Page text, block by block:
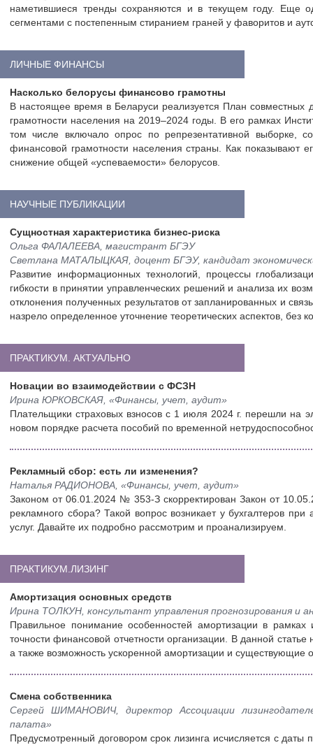
наметившиеся тренды сохраняются и в текущем году. Еще
сегментами с постепенным стиранием граней у фаворитов и
ЛИЧНЫЕ ФИНАНСЫ
Насколько белорусы финансово грамотны
В настоящее время в Беларуси реализуется План
грамотности населения на 2019–2024 годы. В его рамках
том числе включало опрос по репрезентативной
финансовой грамотности населения страны. Как показывают
снижение общей «успеваемости» белорусов.
НАУЧНЫЕ ПУБЛИКАЦИИ
Сущностная характеристика бизнес-риска
Ольга ФАЛАЛЕЕВА, магистрант БГЭУ
Светлана МАТАЛЫЦКАЯ, доцент БГЭУ, кандидат
Развитие информационных технологий, процессы
гибкости в принятии управленческих решений и анализа их
отклонения полученных результатов от запланированных и
назрело определенное уточнение теоретических аспектов, без
ПРАКТИКУМ. АКТУАЛЬНО
Новации во взаимодействии с ФСЗН
Ирина ЮРКОВСКАЯ, «Финансы, учет, аудит»
Плательщики страховых взносов с 1 июля 2024 г. перешли
новом порядке расчета пособий по временной
Рекламный сбор: есть ли изменения?
Наталья РАДИОНОВА, «Финансы, учет, аудит»
Законом от 06.01.2024 № 353-З скорректирован Закон от
рекламного сбора? Такой вопрос возникает у бухгалтеров
услуг. Давайте их подробно рассмотрим и проанализируем.
ПРАКТИКУМ.ЛИЗИНГ
Амортизация основных средств
Ирина ТОЛКУН, консультант управления прогнозирования и
Правильное понимание особенностей амортизации в
точности финансовой отчетности организации. В данной
а также возможность ускоренной амортизации и
Смена собственника
Сергей ШИМАНОВИЧ, директор Ассоциации
палата»
Предусмотренный договором срок лизинга исчисляется с